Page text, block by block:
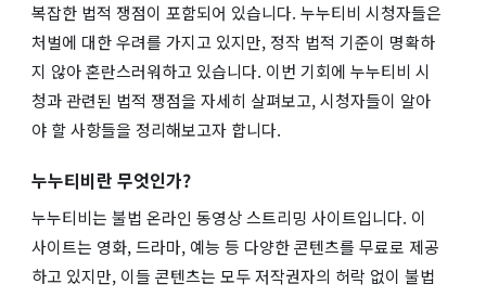
복잡한 법적 쟁점이 포함되어 있습니다. 누누티비 시청자들은
처벌에 대한 우려를 가지고 있지만, 정작 법적 기준이 명확하
지 않아 혼란스러워하고 있습니다. 이번 기회에 누누티비 시
청과 관련된 법적 쟁점을 자세히 살펴보고, 시청자들이 알아
야 할 사항들을 정리해보고자 합니다.
누누티비란 무엇인가?
누누티비는 불법 온라인 동영상 스트리밍 사이트입니다. 이
사이트는 영화, 드라마, 예능 등 다양한 콘텐츠를 무료로 제공
하고 있지만, 이들 콘텐츠는 모두 저작권자의 허락 없이 불법